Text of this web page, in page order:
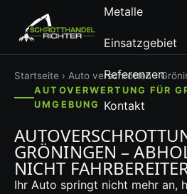
Metalle
Einsatzgebiet
Referenzen
Kontakt
Startseite › Auto verschrotten›
AUTOVERWERTUNG FÜR
UMGEBUNG
GRÖNINGEN –
NICHT
Ihr Auto springt nicht mehr an,